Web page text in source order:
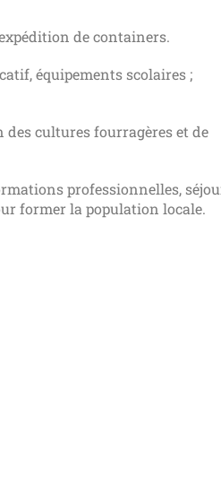
de containers.
équipements scolaires ;
des cultures fourragères et de
professionnelles,
former la population locale.